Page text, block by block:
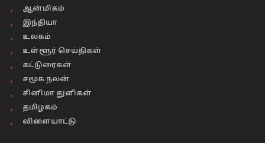
ஆன்மிகம்
இந்தியா
உலகம்
உள்ளூர் செய்திகள்
கட்டுரைகள்
சமூக நலன்
சினிமா துளிகள்
தமிழகம்
விளையாட்டு